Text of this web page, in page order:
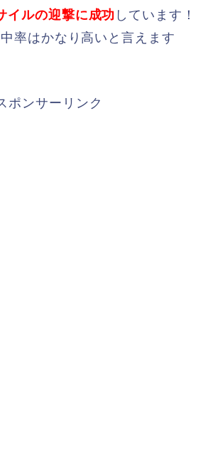
イルの迎撃に成功 しています！
率はかなり高いと言えます
ポンサーリンク